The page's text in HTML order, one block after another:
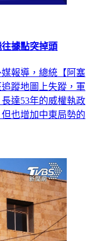
據點突掉頭
報導，總統【阿塞
蹤地圖上失蹤，軍
達53年的威權執政
也增加中東局勢的